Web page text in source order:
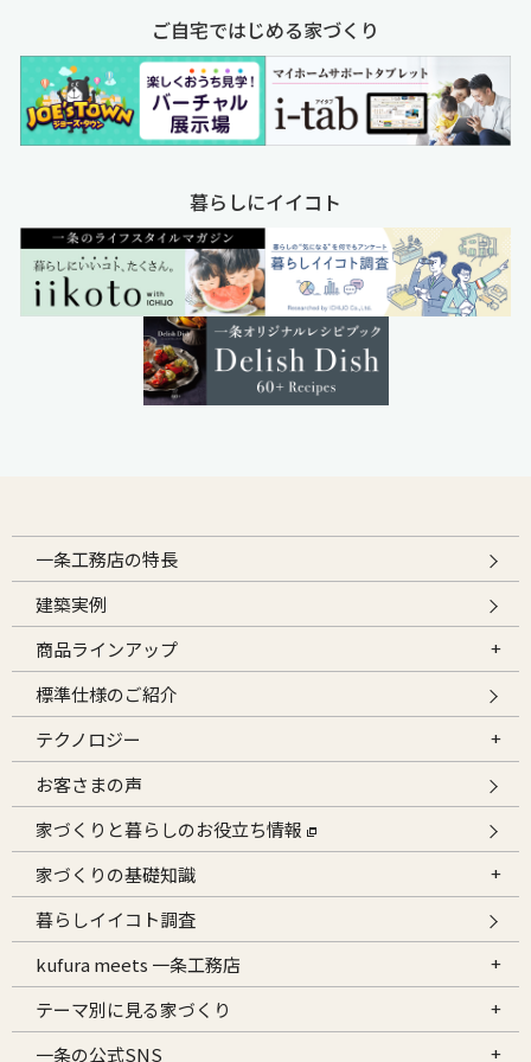
ご自宅ではじめる家づくり
暮らしにイイコト
一条工務店の特長
建築実例
商品ラインアップ
標準仕様のご紹介
テクノロジー
お客さまの声
家づくりと暮らしのお役立ち情報
家づくりの基礎知識
暮らしイイコト調査
kufura meets 一条工務店
テーマ別に見る家づくり
一条の公式SNS